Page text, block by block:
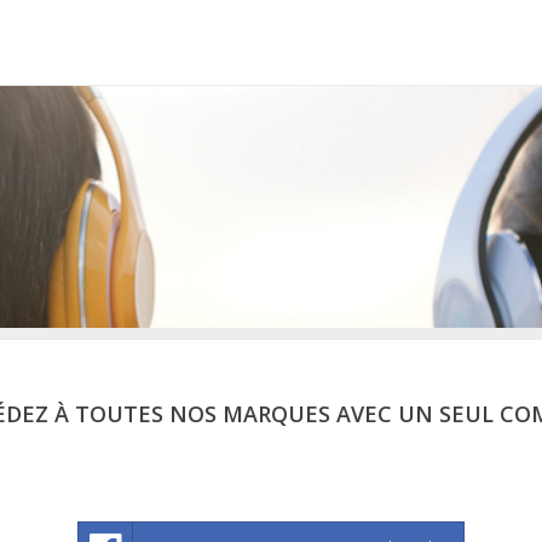
À TOUTES NOS MARQUES AVEC UN SEUL